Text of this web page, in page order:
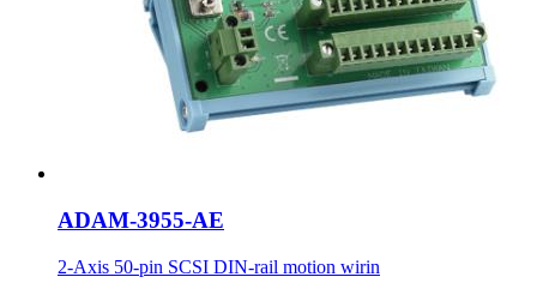
ADAM-3955-AE
2-Axis 50-pin SCSI DIN-rail motion wirin